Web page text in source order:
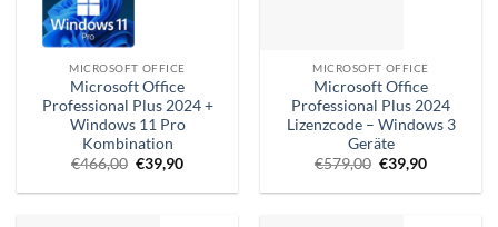
MICROSOFT OFFICE
Microsoft Office
Professional Plus 2024 +
Windows 11 Pro
Kombination
€466,00 Ursprünglicher
Preis
war:
€39,90Aktueller
ist:
MICROSOFT OFFICE
Microsoft Office
Professional Plus 2024
Lizenzcode – Windows 3
Geräte
€579,00 Ursprünglicher
Preis
war:
€39,90Aktueller
ist: